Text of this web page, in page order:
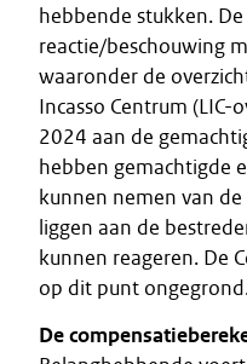
hebbende stukken.
reactie/beschouwing
waaronder de
Incasso Centrum
2024 aan de
hebben gemachtigde
kunnen nemen van
liggen aan de
kunnen reageren. De
op dit punt
De